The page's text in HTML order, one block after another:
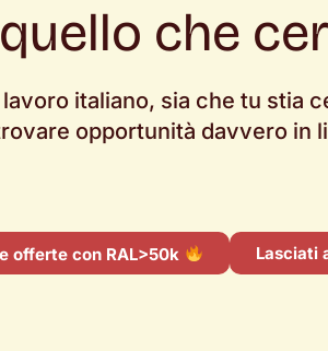
che
italiano, sia che tu stia
opportunità davvero in
offerte con RAL>50k Lasciati